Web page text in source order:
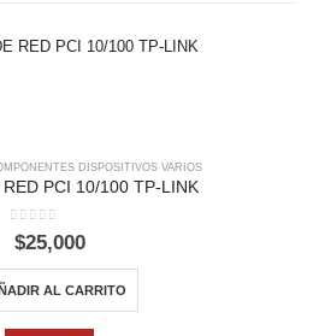
DISPOSITIVOS VARIOS
RED PCI 10/100 TP-LINK
0out of 5
$25,000
AL CARRITO